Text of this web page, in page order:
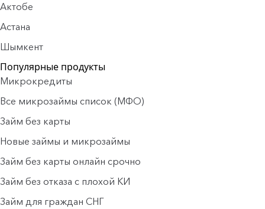
Актобе
Астана
Шымкент
Популярные продукты
Микрокредиты
Все микрозаймы список (МФО)
Займ без карты
Новые займы и микрозаймы
Займ без карты онлайн срочно
Займ без отказа с плохой КИ
Займ для граждан СНГ